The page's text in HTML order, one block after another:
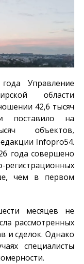
Управление
области
42,6 тысяч
поставило на
объектов,
Infopro54.
года совершено
чем в первом
месяцев не
рассмотренных
и сделок. Однако
специалисты